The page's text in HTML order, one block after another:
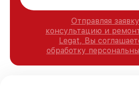
Отправляя
консультацию и
Legat, Вы
обработку